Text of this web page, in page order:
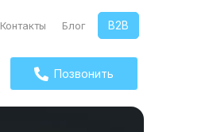
Контакты Блог B2B
Позвонить